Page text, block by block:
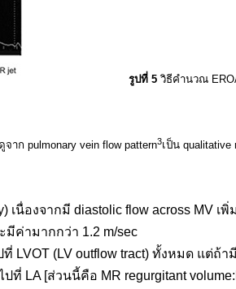
รูปที่ 5 วิธีคำนวณ
าก pulmonary vein flow pattern3เป็น
เนื่องจากมี diastolic flow across MV
มีค่ามากกว่า 1.2 m/sec
(LV outflow tract) ทั้งหมด แต่ถ้า
LA [ส่วนนี้คือ MR regurgitant